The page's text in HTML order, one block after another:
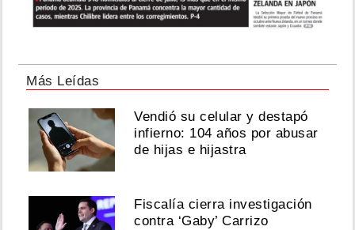
Más Leídas
Vendió su celular y destapó
infierno: 104 años por abusar
de hijas e hijastra
Fiscalía cierra investigación
contra ‘Gaby’ Carrizo